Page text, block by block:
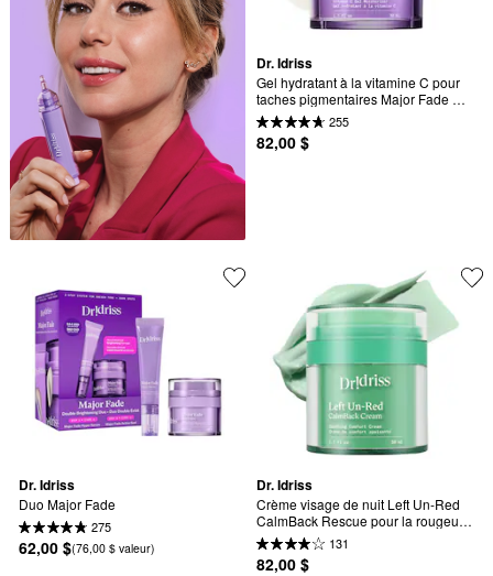
Dr. Idriss
Gel hydratant à la vitamine C pour
taches pigmentaires Major Fade
Active Seal 255
82,00 $
Dr. Idriss
Duo Major Fade
275
62,00 $(76,00 $ valeur)
Dr. Idriss
Crème visage de nuit Left Un-Red
CalmBack Rescue pour la rougeur
et la barrière cutanée perturbée
131
82,00 $